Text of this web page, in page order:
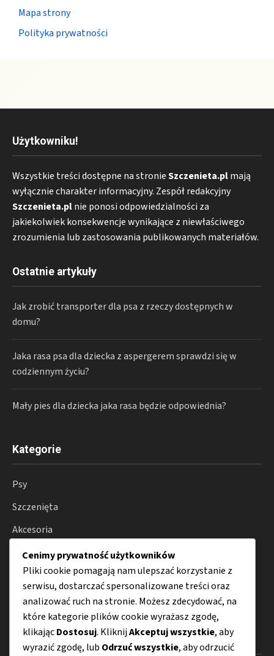
Mapa strony
Polityka prywatności
Użytkowniku!
Wszystkie treści dostępne na stronieSzczenieta.plmają
wyłącznie charakter informacyjny. Zespół redakcyjny
Szczenieta.plnie ponosi odpowiedzialności za
jakiekolwiek konsekwencje wynikające z niewłaściwego
zrozumienia lub zastosowania publikowanych materiałów.
Ostatnie artykuły
Jak zrobić transporter dla psa z rzeczy dostępnych w
domu?
Jaka rasa psa dla dziecka z aspergerem sprawdzi się w
codziennym życiu?
Mały pies dla dziecka jaka rasa będzie odpowiednia?
Kategorie
Psy
Szczenięta
Akcesoria
Zdrowie psów
Hodowla
Porady
Menu
Cenimy prywatność użytkowników
Pliki cookie pomagają nam ulepszać korzystanie z
serwisu, dostarczać spersonalizowane treści oraz
analizować ruch na stronie. Możesz zdecydować, na
które kategorie plików cookie wyrażasz zgodę,
klikającDostosuj. KliknijAkceptuj wszystkie, aby
wyrazić zgodę, lub Odrzuć wszystkie, aby odrzucić